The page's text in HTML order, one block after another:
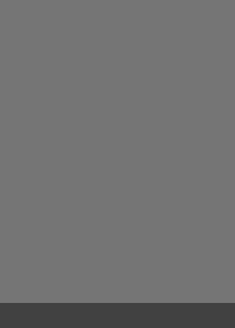
Instagram
auf Facebook
Leben auf